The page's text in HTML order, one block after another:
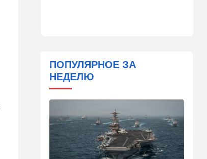
боевой беспилотник нового
поколения
Стоп Израилю, стоп
Америке: в Иране готовят
законопроект по Ормузу
07:20 Технологии
ПОПУЛЯРНОЕ ЗА
НЕДЕЛЮ